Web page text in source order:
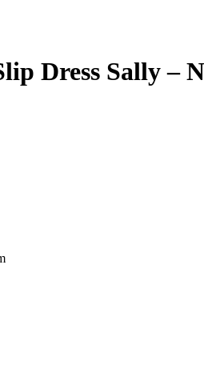
Dress Sally –